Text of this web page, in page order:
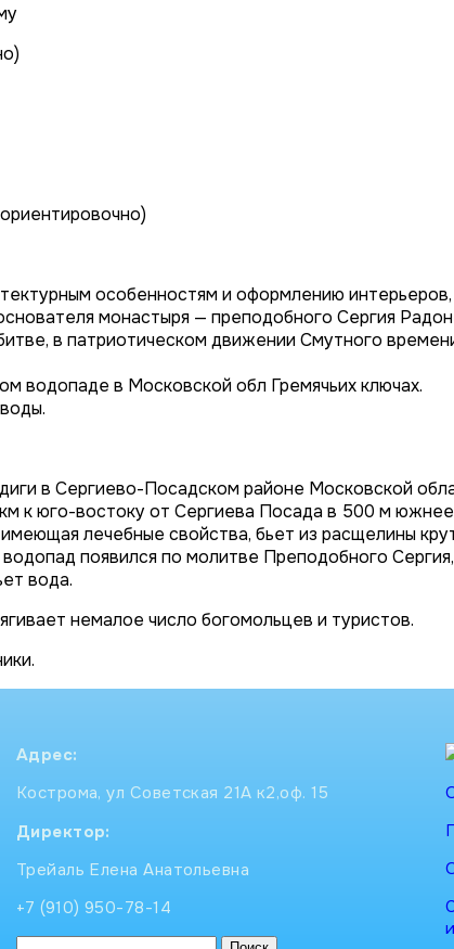
особенностям и оформлению интерьеров,
монастыря — преподобного Сергия
в патриотическом движении Смутного
водопаде в Московской обл Гремячьих ключах.
в Сергиево-Посадском районе Московской
к юго-востоку от Сергиева Посада в 500 м
лечебные свойства, бьет из расщелины
появился по молитве Преподобного
вода.
немалое число богомольцев и туристов.
Адрес:
Кострома, ул Советская 21А к2,оф. 15
Директор:
Трейаль Елена Анатольевна
+7 (910) 950-78-14